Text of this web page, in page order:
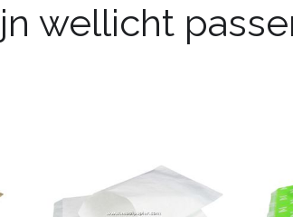
wellicht